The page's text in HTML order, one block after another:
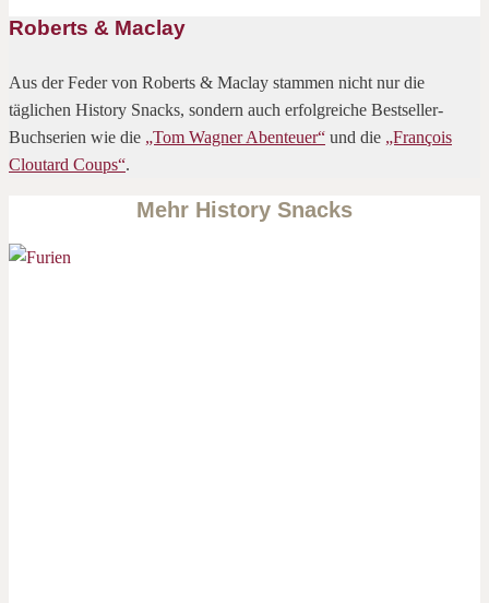
Roberts & Maclay
Aus der Feder von Roberts & Maclay stammen nicht nur die
täglichen History Snacks, sondern auch erfolgreiche Bestseller-
Buchserien wie die „Tom Wagner Abenteuer“ und die „François
Cloutard Coups“.
Mehr History Snacks